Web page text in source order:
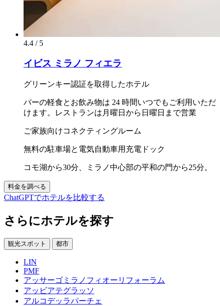
4.4 / 5
イビス ミラノ フィエラ
グリーンキー認証を取得したホテル
バーの軽食とお飲み物は 24 時間いつでもご利用いただ
けます。レストランは月曜日から日曜日まで営業
ご家族向けコネクティングルーム
無料の駐車場と電気自動車用充電ドック
コモ湖から30分、ミラノ中心部の平和の門から25分。
料金を調べる
ChatGPTでホテルを比較する
さらにホテルを探す
観光スポット 都市
LIN
PMF
アッサーゴミ​​ラノフィオーリフォーラム
アッビアテグラッソ
アルコデッラパーチェ